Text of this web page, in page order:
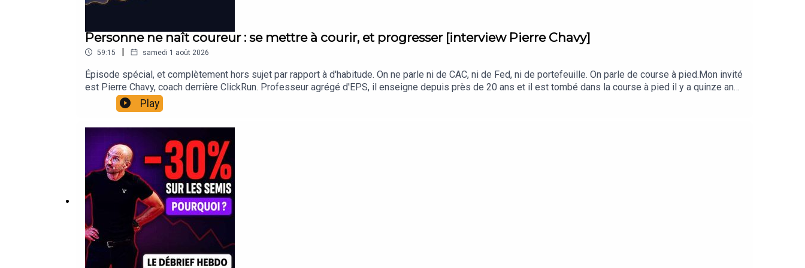
Personne ne naît coureur : se mettre à courir, et progresser [interview Pierre Chavy]
59:15 | samedi 1 août 2026
Épisode spécial, et complètement hors sujet par rapport à d'habitude. On ne parle ni de CAC, ni de Fed, ni de portefeuille. On parle de course à pied.Mon invité
est Pierre Chavy, coach derrière ClickRun. Professeur agrégé d'EPS, il enseigne depuis près de 20 ans et il est tombé dans la course à pied il y a quinze ans,
alors même qu'au départ il n'aimait pas courir. Entre bitume et trail, court et long, il refuse de choisir. Côté dossards : 2h54 au marathon de Barcelone, 1h21'45
sur semi, 36'41 sur 10 km, mais aussi le marathon du Mont-Blanc sur 92 km, le trail de Haute Provence sur 81 km, la SaintéLyon, et les marathons de Boston,
club, et aujourd'hui des coureurs qu'il emmène jusqu'à Boston ou Tokyo.On a passé une heure à parler entraînement, planification, progression et mental. Ce
qui marche, ce qui ne marche pas, et pourquoi la régularité bat toujours l'intensité.Pierre Chavy : clickrun.fr / Instagram @clickrunBonne écoute, et Force et
Honneur 💪xavier
Play